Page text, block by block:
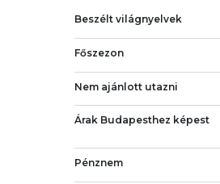
Beszélt világnyelvek
Főszezon
Nem ajánlott utazni
Árak Budapesthez képest
Pénznem